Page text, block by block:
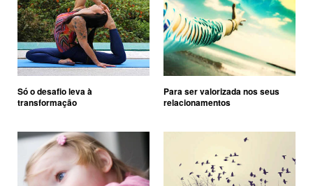
Só o desafio leva à
transformação
Para ser valorizada nos seus
relacionamentos